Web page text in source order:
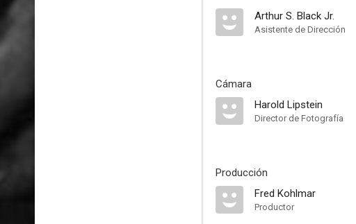
Arthur S. Black Jr.
Asistente de Dirección
Cámara
Harold Lipstein
Director de Fotografía
Producción
Fred Kohlmar
Productor